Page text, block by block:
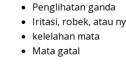
Penglihatan ganda
Iritasi, robek, atau
kelelahan mata
Mata gatal